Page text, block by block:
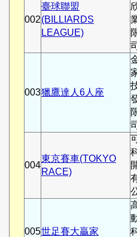
002
臺球聯盟
(BILLIARDS
LEAGUE)
司
003獵鷹達人6人座
司
004
東京賽車(TOKYO
RACE)
005世足賽大贏家